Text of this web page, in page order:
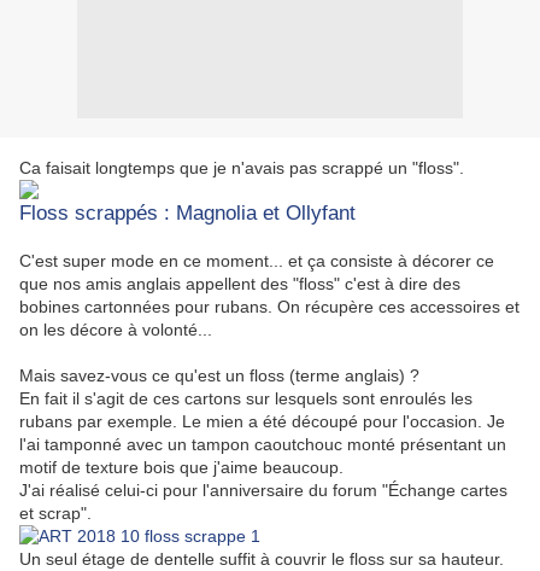
Ca faisait longtemps que je n'avais pas scrappé un "floss".
Floss scrappés : Magnolia et Ollyfant
C'est super mode en ce moment... et ça consiste à décorer ce
que nos amis anglais appellent des "floss" c'est à dire des
bobines cartonnées pour rubans. On récupère ces accessoires et
on les décore à volonté...
Mais savez-vous ce qu'est un floss (terme anglais) ?
En fait il s'agit de ces cartons sur lesquels sont enroulés les
rubans par exemple. Le mien a été découpé pour l'occasion. Je
l'ai tamponné avec un tampon caoutchouc monté présentant un
motif de texture bois que j'aime beaucoup.
J'ai réalisé celui-ci pour l'anniversaire du forum "Échange cartes
et scrap".
Un seul étage de dentelle suffit à couvrir le floss sur sa hauteur.